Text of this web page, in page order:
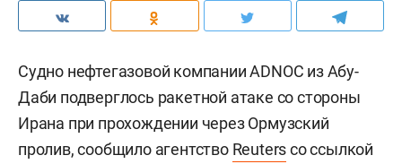
Судно нефтегазовой компании ADNOC из Абу-
Даби подверглось ракетной атаке со стороны
Ирана при прохождении через Ормузский
пролив, сообщило агентство Reutersсо ссылкой